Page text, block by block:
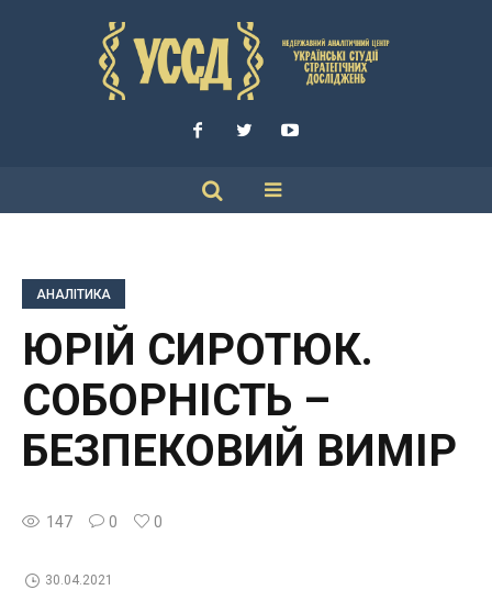
АНАЛІТИКА
ЮРІЙ СИРОТЮК.
СОБОРНІСТЬ –
БЕЗПЕКОВИЙ ВИМІР
147 0 0
30.04.2021